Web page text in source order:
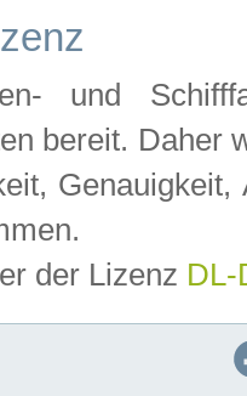
und
bereit. Daher
der Lizenz